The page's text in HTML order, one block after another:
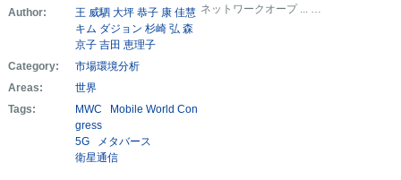
ネットワークオープ ... …
Author: 王 威駟 大坪 恭子 康 佳慧
キム ダジョン 杉崎 弘 森
京子 吉田 恵理子
Category:
市場環境分析
Areas:
世界
Tags:
MWC
Mobile World Con
gress
5G
メタバース
衛星通信